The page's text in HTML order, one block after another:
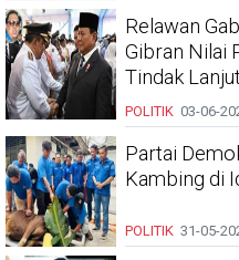
Relawan
Gibran Nilai
Tindak
POLITIK 03-06-
Partai
Kambing di
POLITIK 31-05-